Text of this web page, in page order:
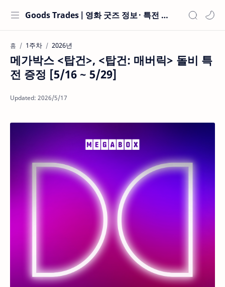
Goods Trades | 영화 굿즈 정보 · 특전 현황
홈 1주차 2026년
메가박스 <탑건>, <탑건: 매버릭> 돌비 특
전 증정 [5/16 ~ 5/29]